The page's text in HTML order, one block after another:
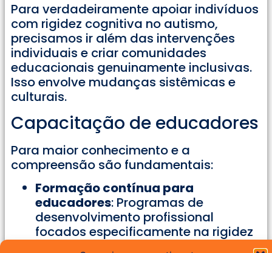
Para verdadeiramente apoiar indivíduos
com rigidez cognitiva no autismo,
precisamos ir além das intervenções
individuais e criar comunidades
educacionais genuinamente inclusivas.
Isso envolve mudanças sistêmicas e
culturais.
Capacitação de educadores
Para maior conhecimento e a
compreensão são fundamentais:
Formação contínua para
educadores: Programas de
desenvolvimento profissional
focados especificamente na rigidez